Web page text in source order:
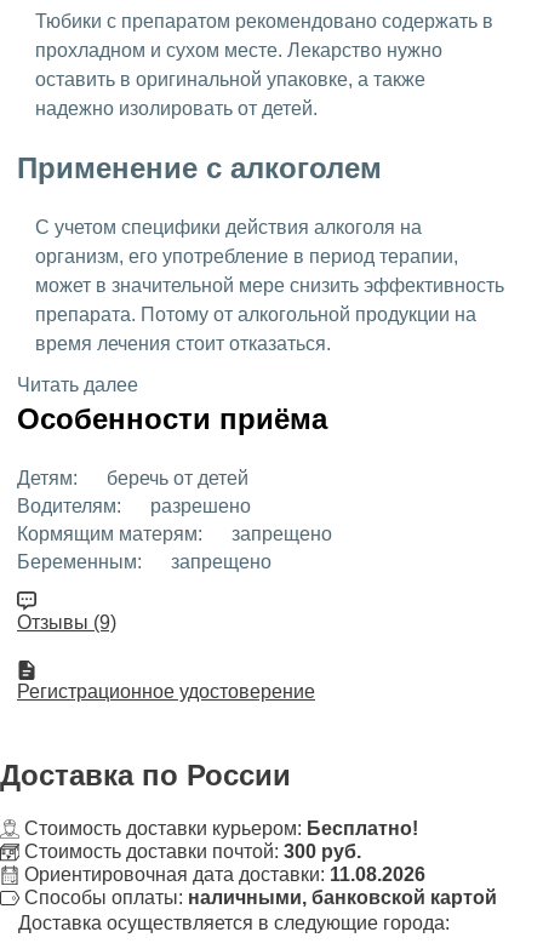
Тюбики с препаратом рекомендовано содержать в
прохладном и сухом месте. Лекарство нужно
оставить в оригинальной упаковке, а также
надежно изолировать от детей.
Применение с алкоголем
С учетом специфики действия алкоголя на
организм, его употребление в период терапии,
может в значительной мере снизить эффективность
препарата. Потому от алкогольной продукции на
время лечения стоит отказаться.
Читать далее
Особенности приёма
Детям:
беречь от детей
Водителям:
разрешено
Кормящим матерям:
запрещено
Беременным:
запрещено
Отзывы (9)
Регистрационное удостоверение
Доставка по России
Стоимость доставки курьером: Бесплатно!
Стоимость доставки почтой: 300 руб.
Ориентировочная дата доставки: 11.08.2026
Способы оплаты: наличными, банковской картой
Доставка осуществляется в следующие города: